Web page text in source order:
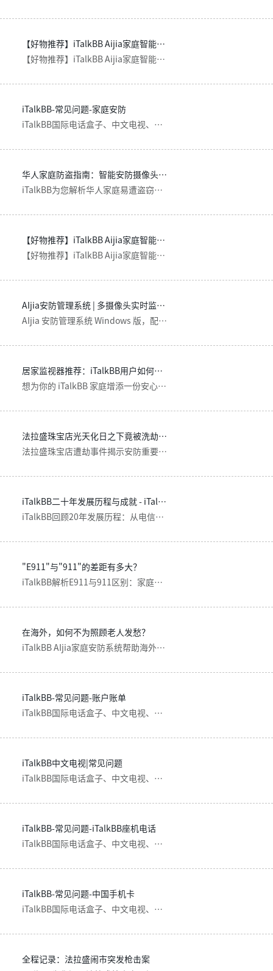
【好物推荐】iTalkBB Aijia家庭智能安防摄像头 价廉也可物美
【好物推荐】iTalkBB Aijia家庭智能安防摄像头 价廉也可物美
iTalkBB-常见问题-家庭安防
iTalkBB国际电话盒子、中文电视、中美手机卡和家庭安防。家居电话免费拨打中国电话美国境内和29个国际地区；中文电视同步直播，无限点播正版中文综艺电影电视剧；中国手机卡中美共享手机计划和流量，一个计划两个通用；家庭安防，无线安防摄像头配手机APP服务，独家E911全球一键报警。
华人家庭防盗指南：智能安防摄像头推荐 - iTalkBB
iTalkBB为您解析华人家庭易遭盗窃原因，推荐AIjia智能安防系统，一杯奶茶价格即可守护家居安全，包含防盗标记符号识别与实用安防建议。
【好物推荐】iTalkBB Aijia家庭智能安防摄像头 价廉也可物美
【好物推荐】iTalkBB Aijia家庭智能安防摄像头 价廉也可物美
AIjia安防管理系统 | 多摄像头实时监控|24小时回放 | iTalkBB美国
AIjia 安防管理系统 Windows 版，配合 AIjia 智能家庭安防摄像头使用，支持实时直播分屏、自定义回看、倍速回放和本地录像存储，让您随时掌控家中安全。全球E911 一键报警、高清夜视和智能识别功能，为家庭安防提供全方位守护，适合多场景如小型超市、仓库、餐馆、SPA等应用场景。
居家监视器推荐：iTalkBB用户如何挑选最合适的AIjia安防摄像头？
想为你的 iTalkBB 家庭增添一份安心？本文为你深度解析居家监视器推荐，特别是 iTalkBB 用户如何结合自身网路和电话服务，挑选最佳的 AIjia 智能安防摄像头。我们将详细介绍 AIjia 摄像头的各项优势，包括与 iTalkBB 服务的无缝集成、E911 一键报警功能、AI人形识别、高清夜视等。
法拉盛珠宝店光天化日之下竟被洗劫！这一切其实可以避免...
法拉盛珠宝店遭劫事件揭示安防重要性，智能监控可预防犯罪。了解商家/个人防护要点，AIjia家庭安防系统助您防患未然。
iTalkBB二十年发展历程与成就 - iTalkBB
iTalkBB回顾20年发展历程：从电信服务到家庭安防系统，服务北美260万华人用户。了解iTalkBB如何为海外华人提供中文电视、家庭安防和全球通讯解决方案。
"E911"与"911"的差距有多大？
iTalkBB解析E911与911区别：家庭安防一键报警功能，自动定位更快速，适合海外华人家庭安全防护。
在海外，如何不为照顾老人发愁？
iTalkBB AIjia家庭安防系统帮助海外华人远程照顾老人，提供E911紧急报警、智能监控和双向对讲功能，让您安心工作。
iTalkBB-常见问题-账户账单
iTalkBB国际电话盒子、中文电视、中美手机卡和家庭安防。家居电话免费拨打中国电话美国境内和29个国际地区；中文电视同步直播，无限点播正版中文综艺电影电视剧；中国手机卡中美共享手机计划和流量，一个计划两个通用；家庭安防，无线安防摄像头配手机APP服务，独家E911全球一键报警。
iTalkBB中文电视|常见问题
iTalkBB国际电话盒子、中文电视、中美手机卡和家庭安防。家居电话免费拨打中国电话美国境内和29个国际地区；中文电视同步直播，无限点播正版中文综艺电影电视剧；中国手机卡中美共享手机计划和流量，一个计划两个通用；家庭安防，无线安防摄像头配手机APP服务，独家E911全球一键报警。
iTalkBB-常见问题-iTalkBB座机电话
iTalkBB国际电话盒子、中文电视、中美手机卡和家庭安防。家居电话免费拨打中国电话美国境内和29个国际地区；中文电视同步直播，无限点播正版中文综艺电影电视剧；中国手机卡中美共享手机计划和流量，一个计划两个通用；家庭安防，无线安防摄像头配手机APP服务，独家E911全球一键报警。
iTalkBB-常见问题-中国手机卡
iTalkBB国际电话盒子、中文电视、中美手机卡和家庭安防。家居电话免费拨打中国电话美国境内和29个国际地区；中文电视同步直播，无限点播正版中文综艺电影电视剧；中国手机卡中美共享手机计划和流量，一个计划两个通用；家庭安防，无线安防摄像头配手机APP服务，独家E911全球一键报警。
全程记录：法拉盛闹市突发枪击案